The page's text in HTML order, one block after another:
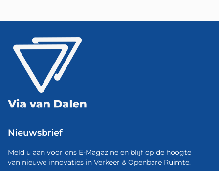
Nieuwsbrief
Meld u aan voor ons E-Magazine en blijf op de hoogte
van nieuwe innovaties in Verkeer & Openbare Ruimte.